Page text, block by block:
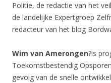
Politie, de redactie van het
de landelijke Expertgroep
redacteur van het blog
Wim van Amerongen?is
Toekomstbestendig
gevolg van de snelle